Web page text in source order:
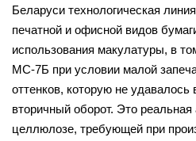
Беларуси технологическая
печатной и офисной видов
использования макулатуры, в
МС-7Б при условии малой
оттенков, которую не
вторичный оборот. Это
целлюлозе, требующей при